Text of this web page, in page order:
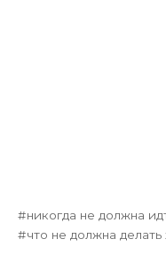
никогда не должна
что не должна